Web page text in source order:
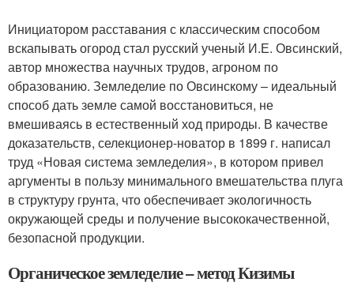
Инициатором расставания с классическим способом
вскапывать огород стал русский ученый И.Е. Овсинский,
автор множества научных трудов, агроном по
образованию. Земледелие по Овсинскому – идеальный
способ дать земле самой восстановиться, не
вмешиваясь в естественный ход природы. В качестве
доказательств, селекционер-новатор в 1899 г. написал
труд «Новая система земледелия», в котором привел
аргументы в пользу минимального вмешательства плуга
в структуру грунта, что обеспечивает экологичность
окружающей среды и получение высококачественной,
безопасной продукции.
Органическое земледелие – метод Кизимы